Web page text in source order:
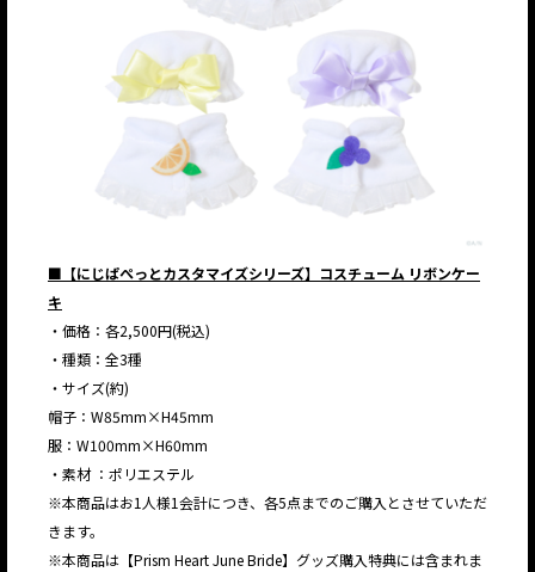
■【にじぱぺっとカスタマイズシリーズ】コスチューム リボンケー
キ
・価格：各2,500円(税込)
・種類：全3種
・サイズ(約)
帽子：W85mm×H45mm
服：W100mm×H60mm
・素材 ：ポリエステル
※本商品はお1人様1会計につき、各5点までのご購入とさせていただ
きます。
※本商品は【Prism Heart June Bride】グッズ購入特典には含まれま